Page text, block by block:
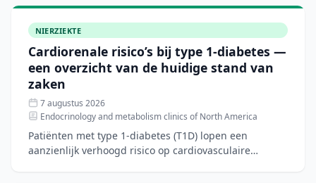
NIERZIEKTE
Cardiorenale risico’s bij type 1-diabetes —
een overzicht van de huidige stand van
zaken
7 augustus 2026
Endocrinology and metabolism clinics of North America
Patiënten met type 1-diabetes (T1D) lopen een
aanzienlijk verhoogd risico op cardiovasculaire